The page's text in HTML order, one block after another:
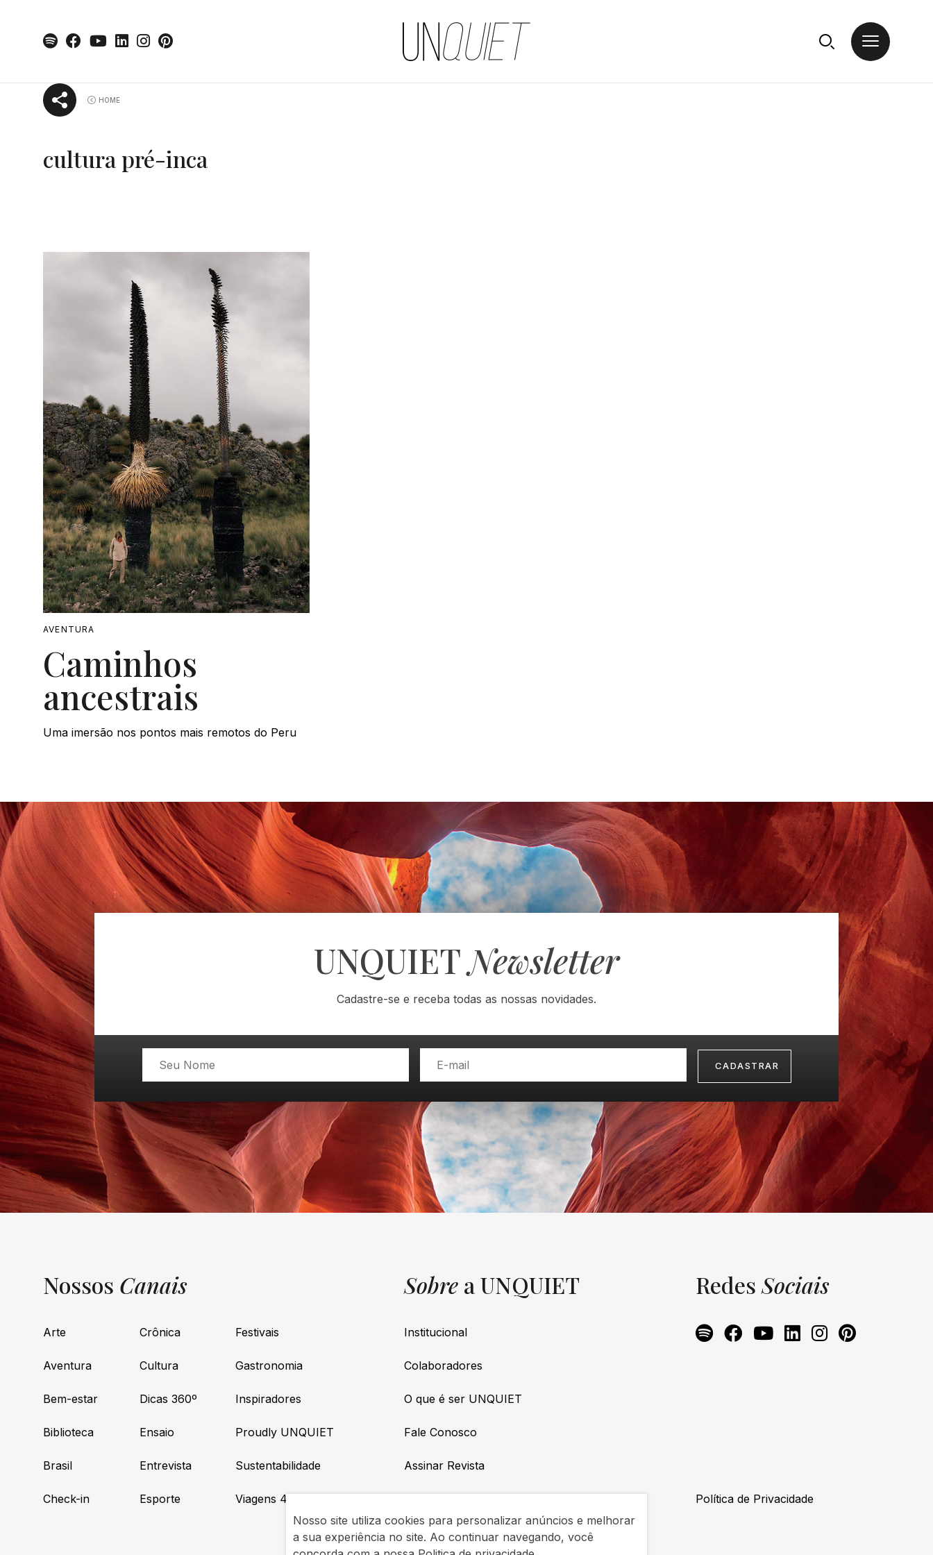
UNQUIET
HOME
cultura pré-inca
AVENTURA
Caminhos
ancestrais
Uma imersão nos pontos mais remotos do Peru
UNQUIETNewsletter
Cadastre-se e receba todas as nossas novidades.
Nossos Canais
Arte
Aventura
Bem-estar
Biblioteca
Brasil
Check-in
Crônica
Cultura
Dicas 360º
Ensaio
Entrevista
Esporte
Festivais
Gastronomia
Inspiradores
Proudly UNQUIET
Sustentabilidade
Viagens 4×4
Sobre a UNQUIET
Institucional
Colaboradores
O que é ser UNQUIET
Fale Conosco
Assinar Revista
RedesSociais
Política de Privacidade
Nosso site utiliza cookies para personalizar anúncios e melhorar
a sua experiência no site. Ao continuar navegando, você